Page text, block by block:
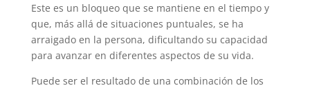
Este es un bloqueo que se mantiene en el tiempo y
que, más allá de situaciones puntuales, se ha
arraigado en la persona, dificultando su capacidad
para avanzar en diferentes aspectos de su vida.
Puede ser el resultado de una combinación de los